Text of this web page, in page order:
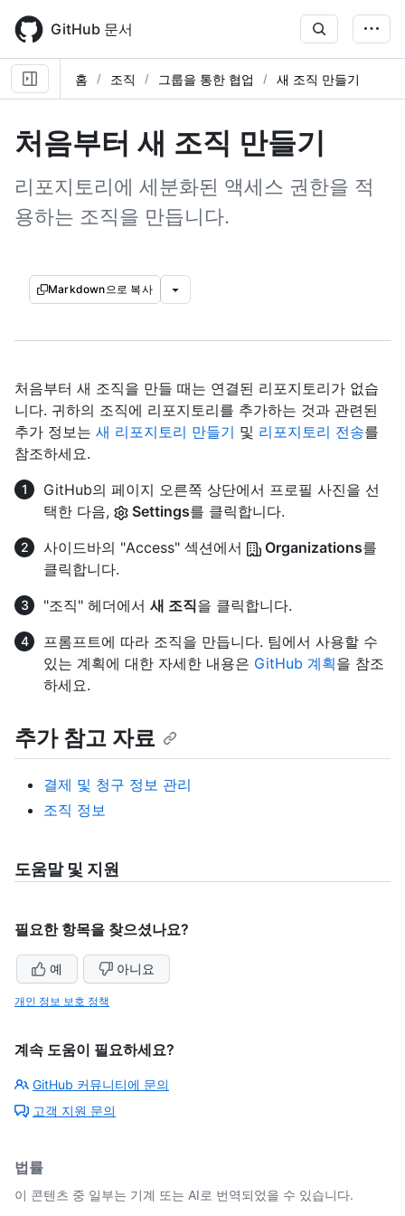
main
content
GitHub 문서
홈 조직 그룹을 통한 협업 새 조직 만들기
처음부터 새 조직 만들기
리포지토리에 세분화된 액세스 권한을 적
용하는 조직을 만듭니다.
Markdown으로 복사
처음부터 새 조직을 만들 때는 연결된 리포지토리가 없습
니다. 귀하의 조직에 리포지토리를 추가하는 것과 관련된
추가 정보는 새 리포지토리 만들기 및 리포지토리 전송를
참조하세요.
GitHub의 페이지 오른쪽 상단에서 프로필 사진을 선
택한 다음,
Settings를 클릭합니다.
사이드바의 "Access" 섹션에서
Organizations를
클릭합니다.
"조직" 헤더에서 새 조직을 클릭합니다.
프롬프트에 따라 조직을 만듭니다. 팀에서 사용할 수
있는 계획에 대한 자세한 내용은 GitHub 계획을 참조
하세요.
추가 참고 자료
결제 및 청구 정보 관리
조직 정보
도움말 및 지원
필요한 항목을 찾으셨나요?
예 아니요
개인 정보 보호 정책
계속 도움이 필요하세요?
GitHub 커뮤니티에 문의
고객 지원 문의
법률
이 콘텐츠 중 일부는 기계 또는 AI로 번역되었을 수 있습니다.